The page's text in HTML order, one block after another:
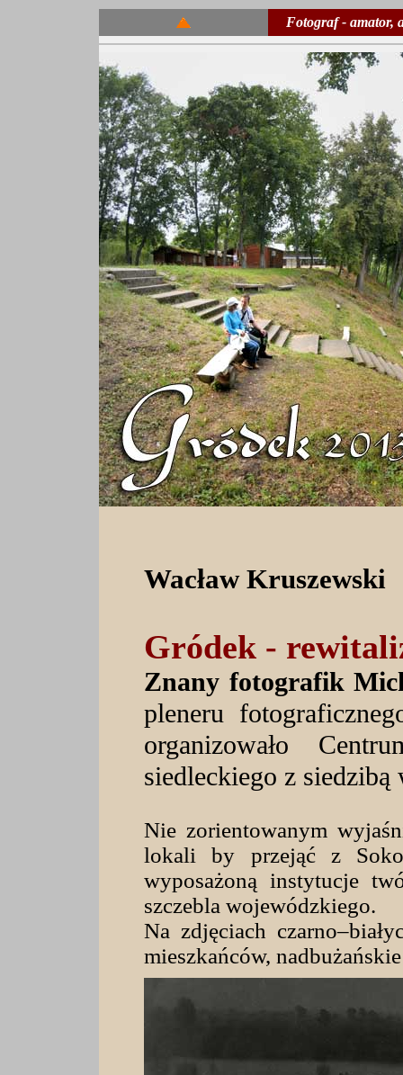
Fotograf - amator,
Wacław Kruszewski
Gródek -
Znany fotografik
pleneru
organizowało
siedleckiego z siedzibą
Nie zorientowanym
lokali by przejąć z
wyposażoną instytucje
szczebla wojewódzkiego.
Na zdjęciach
mieszkańców,